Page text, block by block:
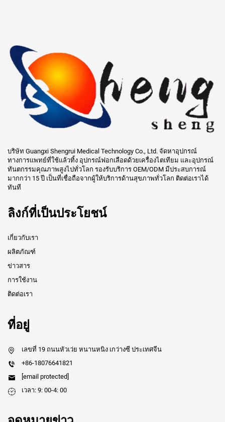
บริษัท Guangxi Shengrui Medical Technology Co., Ltd. จัดหาอุปกรณ์
ทางการแพทย์ที่ใช้แล้วทิ้ง อุปกรณ์ฟอกเลือดด้วยเครื่องไตเทียม และอุปกรณ์
ทันตกรรมคุณภาพสูงไปทั่วโลก รองรับบริการ OEM/ODM มีประสบการณ์
มากกว่า 15 ปี เป็นที่เชื่อถือจากผู้ให้บริการด้านสุขภาพทั่วโลก ติดต่อเราได้
ทันที
ลิงก์ที่เป็นประโยชน์
เกี่ยวกับเรา
ผลิตภัณฑ์
ข่าวสาร
การใช้งาน
ติดต่อเรา
ที่อยู่
เลขที่ 19 ถนนหัวเว่ย หนานหนิง เกว่างซี ประเทศจีน
+86-18076641821
[email protected]
เวลา: 9: 00-4: 00